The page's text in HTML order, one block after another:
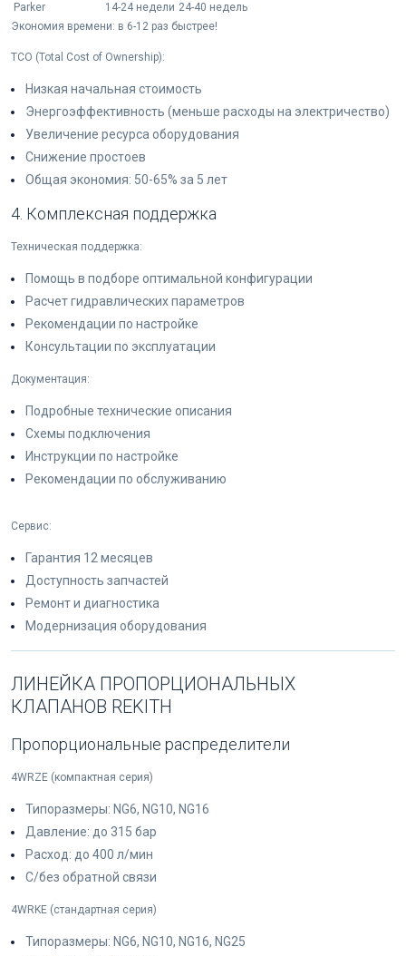
Parker
14-24 недели 24-40 недель
Экономия времени: в 6-12 раз быстрее!
TCO (Total Cost of Ownership):
Низкая начальная стоимость
Энергоэффективность (меньше расходы на электричество)
Увеличение ресурса оборудования
Снижение простоев
Общая экономия: 50-65% за 5 лет
4. Комплексная поддержка
Техническая поддержка:
Помощь в подборе оптимальной конфигурации
Расчет гидравлических параметров
Рекомендации по настройке
Консультации по эксплуатации
Документация:
Подробные технические описания
Схемы подключения
Инструкции по настройке
Рекомендации по обслуживанию
Сервис:
Гарантия 12 месяцев
Доступность запчастей
Ремонт и диагностика
Модернизация оборудования
ЛИНЕЙКА ПРОПОРЦИОНАЛЬНЫХ
КЛАПАНОВ REKITH
Пропорциональные распределители
4WRZE (компактная серия)
Типоразмеры: NG6, NG10, NG16
Давление: до 315 бар
Расход: до 400 л/мин
С/без обратной связи
4WRKE (стандартная серия)
Типоразмеры: NG6, NG10, NG16, NG25